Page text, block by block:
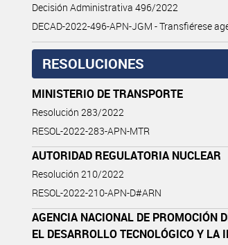
Decisión Administrativa 496/2022
DECAD-2022-496-APN-JGM - Transfiérese
RESOLUCIONES
MINISTERIO DE TRANSPORTE
Resolución 283/2022
RESOL-2022-283-APN-MTR
AUTORIDAD REGULATORIA NUCLEAR
Resolución 210/2022
RESOL-2022-210-APN-D#ARN
AGENCIA NACIONAL DE PROMOCIÓN
EL DESARROLLO TECNOLÓGICO Y LA